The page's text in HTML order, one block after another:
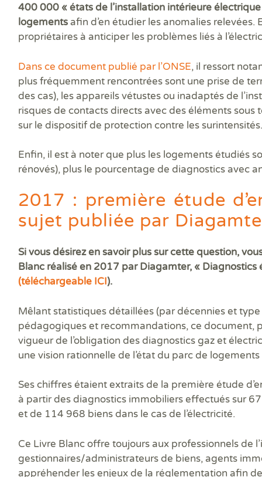
400 000 « états de l’installation intérieure
logementsafin d’en étudier les anomalies relevées.
propriétaires à anticiper les problèmes liés à
Dans ce document publié par l’ONSE, il ressort
plus fréquemment rencontrées sont une prise de
des cas), les appareils vétustes ou inadaptés de
risques de contacts directs avec des éléments sous
sur le dispositif de protection contre les surintensités.
Enfin, il est à noter que plus les logements étudiés
rénovés), plus le pourcentage de diagnostics avec
2017 : première étude
sujet publiée par
Si vous désirez en savoir plus sur cette question,
Blanc réalisé en 2017 par Diagamter, « Diagnostics
(téléchargeable ICI).
Mêlant statistiques détaillées (par décennies et
pédagogiques et recommandations, ce document,
vigueur de l’obligation des diagnostics gaz et
une vision rationnelle de l’état du parc de logements
Ses chiffres étaient extraits de la première étude
à partir des diagnostics immobiliers effectués sur
et de 114 968 biens dans le cas de l’électricité.
Ce Livre Blanc offre toujours aux professionnels de
gestionnaires/administrateurs de biens, agents
appréhender les enjeux de la réglementation afin